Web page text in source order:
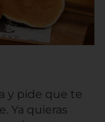
y pide que te
Ya quieras